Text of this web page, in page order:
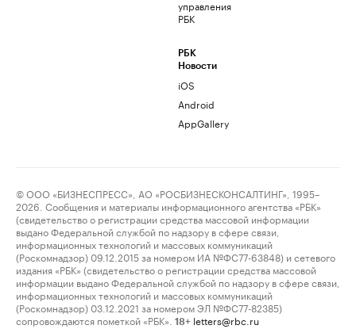
управления
РБК
РБК
Новости
iOS
Android
AppGallery
© ООО «БИЗНЕСПРЕСС», АО «РОСБИЗНЕСКОНСАЛТИНГ», 1995–
2026. Сообщения и материалы информационного агентства «РБК»
(свидетельство о регистрации средства массовой информации
выдано Федеральной службой по надзору в сфере связи,
информационных технологий и массовых коммуникаций
(Роскомнадзор) 09.12.2015 за номером ИА №ФС77-63848) и сетевого
издания «РБК» (свидетельство о регистрации средства массовой
информации выдано Федеральной службой по надзору в сфере связи,
информационных технологий и массовых коммуникаций
(Роскомнадзор) 03.12.2021 за номером ЭЛ №ФС77-82385)
сопровождаются пометкой «РБК».
18+ letters@rbc.ru